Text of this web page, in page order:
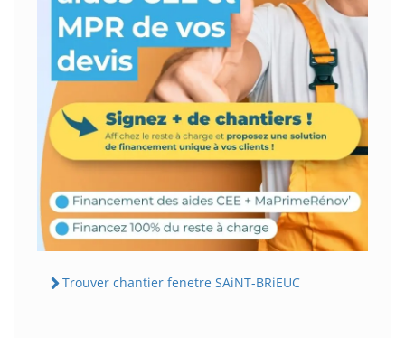
Trouver chantier fenetre SAiNT-BRiEUC